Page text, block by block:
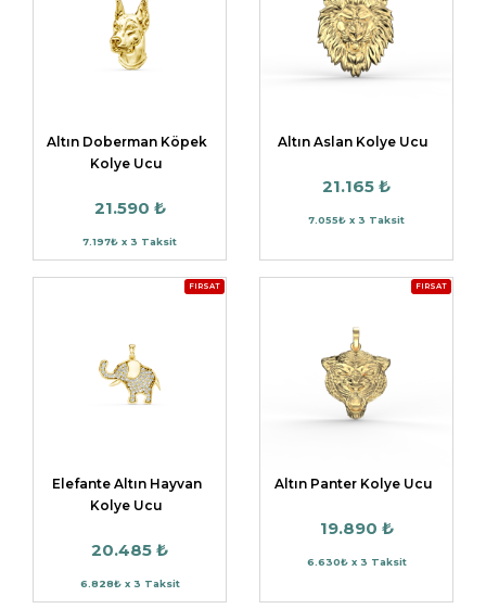
Altın Doberman Köpek
Kolye Ucu
21.590 ₺
7.197₺ x 3 Taksit
Altın Aslan Kolye Ucu
21.165 ₺
7.055₺ x 3 Taksit
FIRSAT
Elefante Altın Hayvan
Kolye Ucu
20.485 ₺
6.828₺ x 3 Taksit
FIRSAT
Altın Panter Kolye Ucu
19.890 ₺
6.630₺ x 3 Taksit